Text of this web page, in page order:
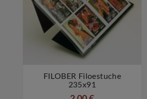
 
FILOBER Filoestuche
235x91